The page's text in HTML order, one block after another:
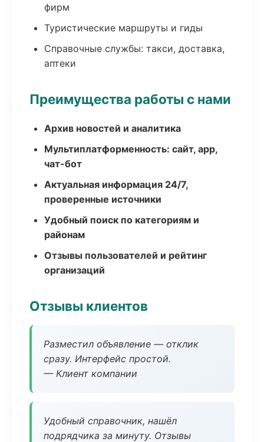
фирм
Туристические маршруты и гиды
Справочные службы: такси, доставка,
аптеки
Преимущества работы с нами
Архив новостей и аналитика
Мультиплатформенность: сайт, app,
чат-бот
Актуальная информация 24/7,
проверенные источники
Удобный поиск по категориям и
районам
Отзывы пользователей и рейтинг
организаций
Отзывы клиентов
Разместил объявление — отклик
сразу. Интерфейс простой.
— Клиент компании
Удобный справочник, нашёл
подрядчика за минуту. Отзывы